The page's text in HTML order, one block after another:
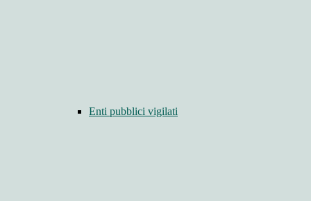
Enti pubblici vigilati